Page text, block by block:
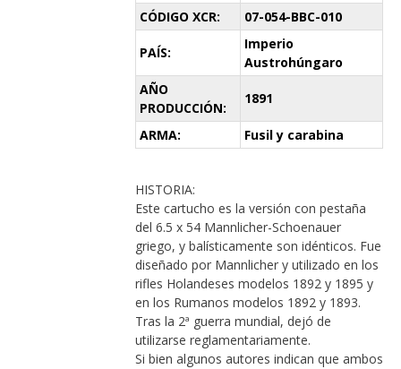
CÓDIGO XCR:
07-054-BBC-010
PAÍS:
Imperio
Austrohúngaro
AÑO
PRODUCCIÓN:
1891
ARMA: Fusil y carabina
HISTORIA:
Este cartucho es la versión con pestaña
del 6.5 x 54 Mannlicher-Schoenauer
griego, y balísticamente son idénticos. Fue
diseñado por Mannlicher y utilizado en los
rifles Holandeses modelos 1892 y 1895 y
en los Rumanos modelos 1892 y 1893.
Tras la 2ª guerra mundial, dejó de
utilizarse reglamentariamente.
Si bien algunos autores indican que ambos